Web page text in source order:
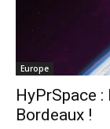
Europe
HyPrSpace
Bordeaux !